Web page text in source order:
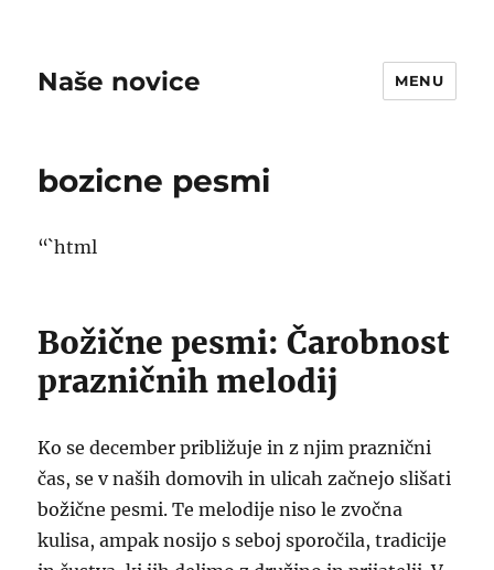
Naše novice MENU
bozicne pesmi
“`html
Božične pesmi: Čarobnost
prazničnih melodij
Ko se december približuje in z njim praznični
čas, se v naših domovih in ulicah začnejo slišati
božične pesmi. Te melodije niso le zvočna
kulisa, ampak nosijo s seboj sporočila, tradicije